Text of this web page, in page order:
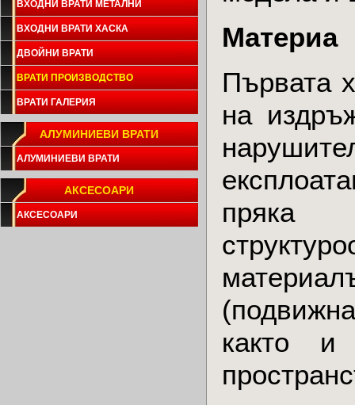
ВХОДНИ ВРАТИ МЕТАЛНИ
ВХОДНИ ВРАТИ ХАСКА
ДВОЙНИ ВРАТИ
ВРАТИ ПРОИЗВОДСТВО
ВРАТИ ГАЛЕРИЯ
АЛУМИНИЕВИ ВРАТИ
АЛУМИНИЕВИ ВРАТИ
АКСЕСОАРИ
АКСЕСОАРИ
Материа
Първата
на
както и